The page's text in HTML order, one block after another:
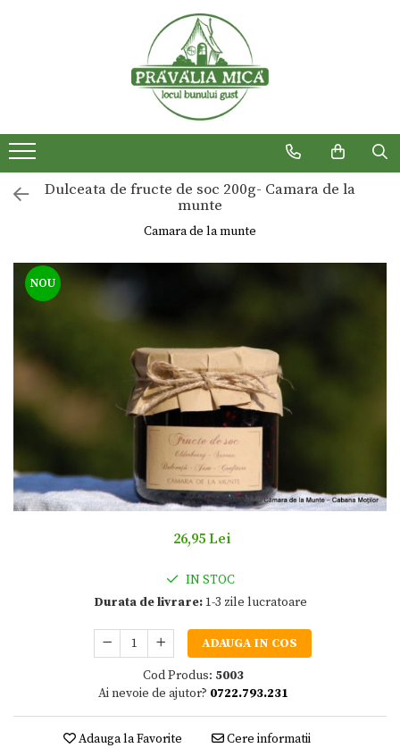
Dulceata de fructe de soc 200g- Camara de la
munte
Camara de la munte
NOU
26,95 Lei
IN STOC
Durata de livrare:1-3 zile lucratoare
ADAUGA IN COS
Cod Produs: 5003
Ai nevoie de ajutor? 0722.793.231
Adauga la Favorite Cere informatii